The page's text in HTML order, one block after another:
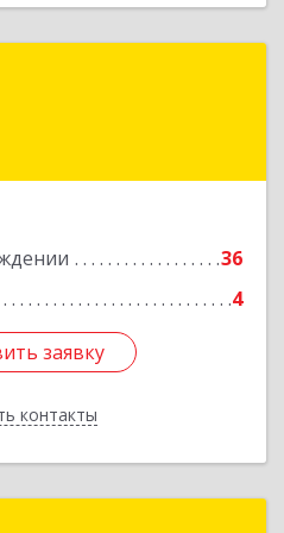
36
4
заявку
контакты
обл, Петушинский р-н,
заявку